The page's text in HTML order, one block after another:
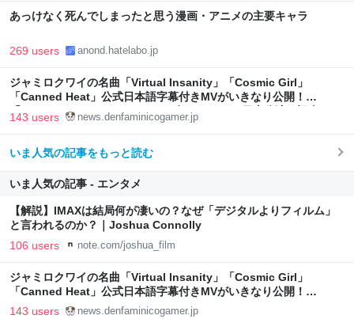
あっけなく死んでしまったと思う漫画・アニメの主要キャラ
269 users anond.hatelabo.jp
ジャミロクワイの名曲「Virtual Insanity」「Cosmic Girl」
「Canned Heat」公式日本語字幕付きMVがいきなり公開！
「SUMMER SONIC 2026」での9年ぶりとなる日本公演を記念して
143 users news.denfaminicogamer.jp
いま人気の記事をもっと読む
いま人気の記事 - エンタメ
【解説】IMAXは結局何が凄いの？なぜ「デジタルよりフィルム」
と言われるのか？｜Joshua Connolly
106 users note.com/joshua_film
ジャミロクワイの名曲「Virtual Insanity」「Cosmic Girl」
「Canned Heat」公式日本語字幕付きMVがいきなり公開！
「SUMMER SONIC 2026」での9年ぶりとなる日本公演を記念して
143 users news.denfaminicogamer.jp